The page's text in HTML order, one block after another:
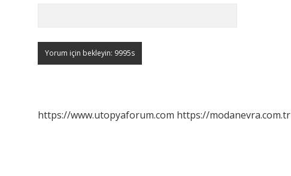
https://www.utopyaforum.com https://modanevra.com.tr